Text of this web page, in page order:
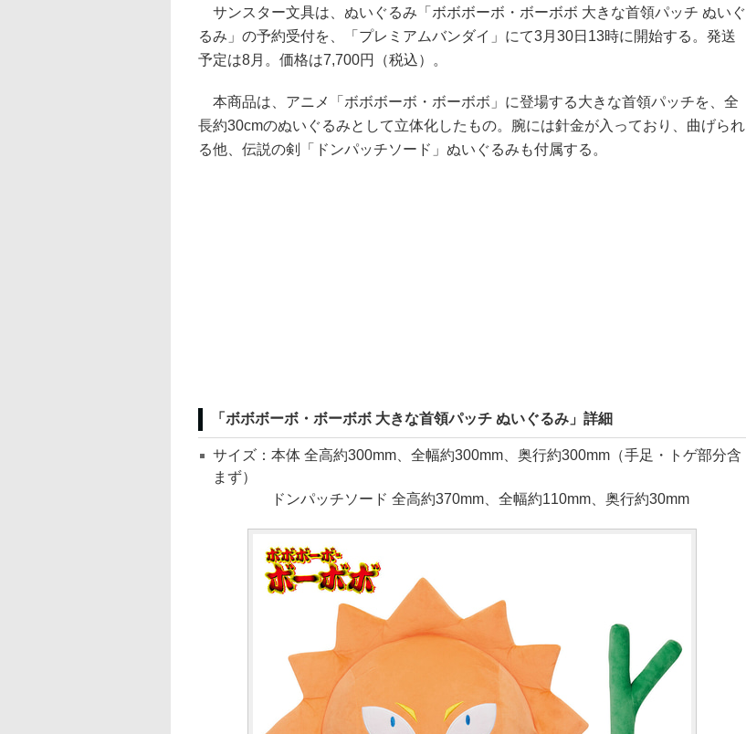
サンスター文具は、ぬいぐるみ「ボボボーボ・ボーボボ 大きな首領パッチ ぬいぐ
るみ」の予約受付を、「プレミアムバンダイ」にて3月30日13時に開始する。発送
予定は8月。価格は7,700円（税込）。
本商品は、アニメ「ボボボーボ・ボーボボ」に登場する大きな首領パッチを、全
長約30cmのぬいぐるみとして立体化したもの。腕には針金が入っており、曲げられ
る他、伝説の剣「ドンパッチソード」ぬいぐるみも付属する。
「ボボボーボ・ボーボボ 大きな首領パッチ ぬいぐるみ」詳細
サイズ：本体 全高約300mm、全幅約300mm、奥行約300mm（手足・トゲ部分含
まず）
ドンパッチソード 全高約370mm、全幅約110mm、奥行約30mm